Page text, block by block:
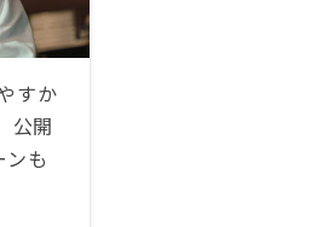
すか
公開
も